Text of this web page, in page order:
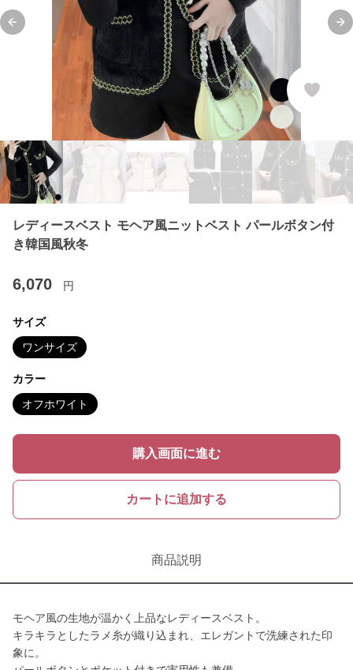
Previous slide
レディースベスト モヘア風ニットベスト パールボタン付
き韓国風秋冬
6,070 円
サイズ
ワンサイズ
カラー
オフホワイト
購入画面に進む
カートに追加する
商品説明
モヘア風の生地が温かく上品なレディースベスト。
キラキラとしたラメ糸が織り込まれ、エレガントで洗練された印
象に。